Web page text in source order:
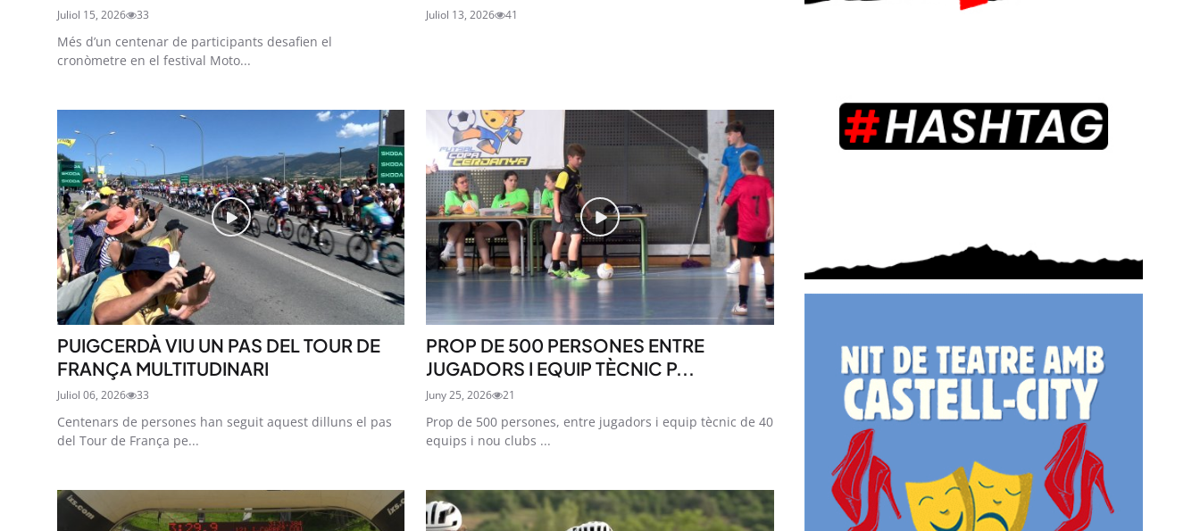
Juliol 15, 2026 33
Més d’un centenar de participants desafien el
cronòmetre en el festival Moto...
Juliol 13, 2026 41
PUIGCERDÀ VIU UN PAS DEL TOUR DE
FRANÇA MULTITUDINARI
Juliol 06, 2026 33
Centenars de persones han seguit aquest dilluns el pas
del Tour de França pe...
PROP DE 500 PERSONES ENTRE
JUGADORS I EQUIP TÈCNIC P...
Juny 25, 2026 21
Prop de 500 persones, entre jugadors i equip tècnic de 40
equips i nou clubs ...